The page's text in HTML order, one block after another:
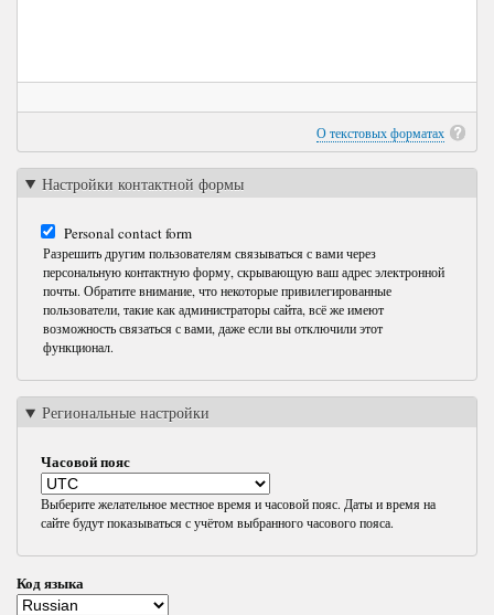
О текстовых форматах
Настройки контактной формы
Personal contact form
Разрешить другим пользователям связываться с вами через
персональную контактную форму, скрывающую ваш адрес электронной
почты. Обратите внимание, что некоторые привилегированные
пользователи, такие как администраторы сайта, всё же имеют
возможность связаться с вами, даже если вы отключили этот
функционал.
Региональные настройки
Часовой пояс
Выберите желательное местное время и часовой пояс. Даты и время на
сайте будут показываться с учётом выбранного часового пояса.
Код языка